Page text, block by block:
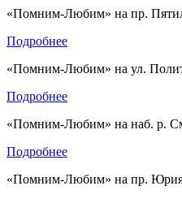
«Помним-Любим» на пр.
Подробнее
«Помним-Любим» на ул.
Подробнее
«Помним-Любим» на наб. р.
Подробнее
«Помним-Любим» на пр. Юрия